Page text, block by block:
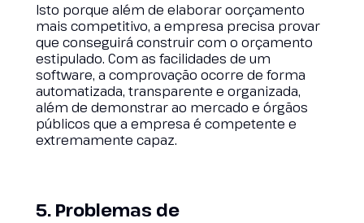
Isto porque além de elaborar oorçamento
mais competitivo, a empresa precisa provar
que conseguirá construir com o orçamento
estipulado. Com as facilidades de um
software, a comprovação ocorre de forma
automatizada, transparente e organizada,
além de demonstrar ao mercado e órgãos
públicos que a empresa é competente e
extremamente capaz.
5. Problemas de